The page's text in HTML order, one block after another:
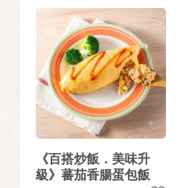
《百搭炒飯．美味升
級》蕃茄香腸蛋包飯